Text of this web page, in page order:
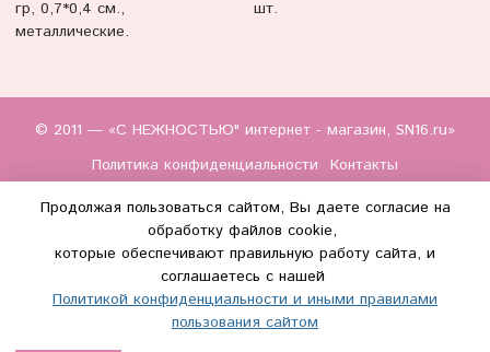
гр, 0,7*0,4 см.,
металлические.
шт.
© 2011 — «С НЕЖНОСТЬЮ" интернет - магазин, SN16.ru»
Политика конфиденциальности
Контакты
(WhatsApp и Макс) +7 (917) 895-85-60
Продолжая пользоваться сайтом, Вы даете согласие на
обработку файлов cookie,
которые обеспечивают правильную работу сайта, и
соглашаетесь с нашей
Политикой конфиденциальности и иными правилами
пользования сайтом